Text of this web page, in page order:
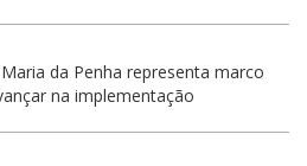
da Penha representa marco
na implementação